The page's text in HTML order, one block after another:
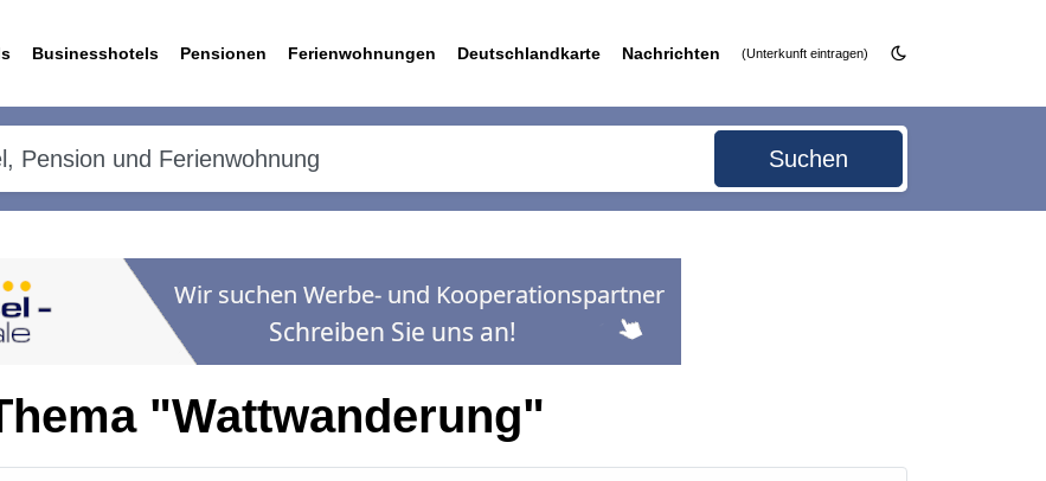
Businesshotels Pensionen Ferienwohnungen Deutschlandkarte Nachrichten (Unterkunft eintragen)
Suchen
"Wattwanderung"